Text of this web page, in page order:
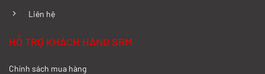
Liên hệ
HỖ TRỢ KHÁCH HÀNG SRM
Chính sách mua hàng